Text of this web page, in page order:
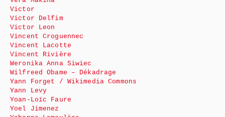
Victor
Victor Delfim
Victor Leon
Vincent Croguennec
Vincent Lacotte
Vincent Rivière
Weronika Anna Siwiec
Wilfreed Obame – Dékadrage
Yann Forget / Wikimedia Commons
Yann Levy
Yoan-Loïc Faure
Yoel Jimenez